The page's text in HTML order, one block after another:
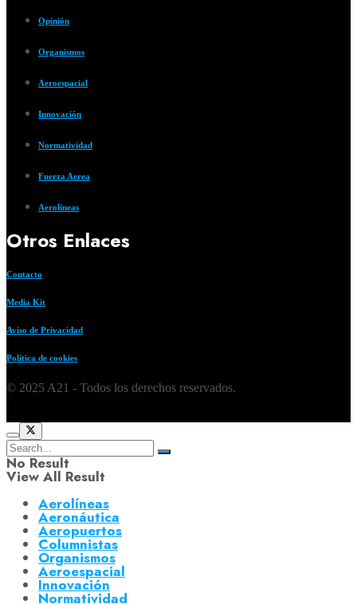
Opinión
Organismos
Aeroespacial
Innovación
Normatividad
Fuerza Aerea
Aerolíneas
Otros Enlaces
Contacto
Media Kit
Aviso de Privacidad
Política de cookies
© 2025 A21 - Todos los derechos reservados.
No Result
View All Result
Aerolíneas
Aeronáutica
Aeropuertos
Columnistas
Organismos
Aeroespacial
Innovación
Normatividad